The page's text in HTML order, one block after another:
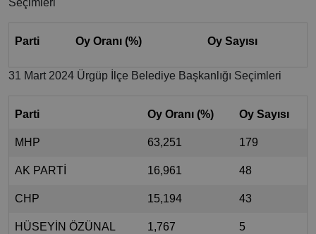
Seçimleri
Parti Oy Oranı (%) Oy Sayısı
31 Mart 2024 Ürgüp İlçe Belediye Başkanlığı Seçimleri
Parti Oy Oranı (%) Oy Sayısı
MHP 63,251 179
AK PARTİ 16,961 48
CHP 15,194 43
HÜSEYİN ÖZÜNAL 1,767 5